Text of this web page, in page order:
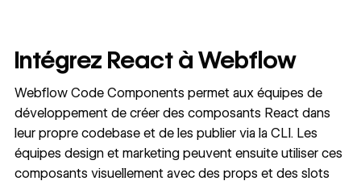
Intégrez React à Webflow
Webflow Code Components permet aux équipes de
développement de créer des composants React dans
leur propre codebase et de les publier via la CLI. Les
équipes design et marketing peuvent ensuite utiliser ces
composants visuellement avec des props et des slots